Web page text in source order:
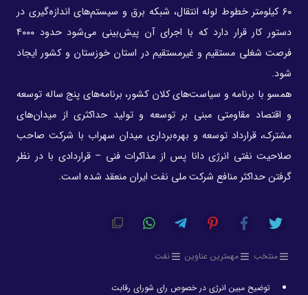
۶۰ کیلومتر خطوط لوله انتقال، شبکه برق و سیستم‌های اندازه‌گیری در
دستور کار قرار دارد که با اجرای آن پیش‌بینی می‌شود حدود ۴۰۰۰
فرصت شغلی مستقیم و غیرمستقیم در استان خوزستان و کشور ایجاد
شود.
همسو با برنامه و سیاست‌های کلان کشور، برنامه‌های پنج ساله توسعه
و اقتصاد مقاومتی مبنی بر توسعه و تولید حداکثری از میدان‌های
مشترک، قرارداد توسعه و بهره‌برداری میدان سهراب با شرکت صاحب
صلاحیت نفتی انرژی دانا پس از مذاکرات فنی – قراردادی با در نظر
گرفتن حداکثر منافع شرکت ملی نفت ایران منعقد شده است.
منتخب مهمترین عناوین نفت
توضیح مبین انرژی در خصوص رای شورای رقابت